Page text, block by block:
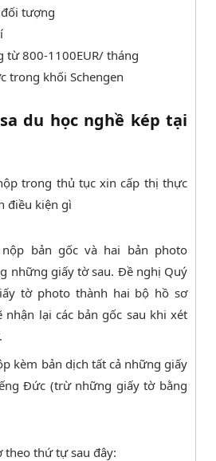
tượng
từ 800-1100EUR/ tháng
trong khối Schengen
du học nghề kép tại
trong thủ tục xin cấp thị thực
điều kiện gì
bản gốc và hai bản photo
những giấy tờ sau. Đề nghị Quý
tờ photo thành hai bộ hồ sơ
nhận lại các bản gốc sau khi xét
kèm bản dịch tất cả những giấy
Đức (trừ những giấy tờ bằng
theo thứ tự sau đây: